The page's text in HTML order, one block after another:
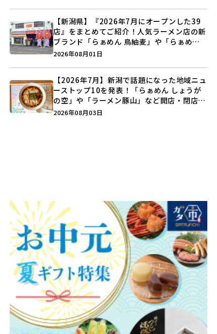
【新潟県】『2026年7月にオープンした39
店』をまとめてご紹介！人気ラーメン店の新
ブランド「らぁめん 鳥紬麦」や「らぁめん
しょうがの空」など盛りだくさん♪
2026年08月01日
【2026年7月】新潟で話題になった地域ニュ
ーストップ10を発表！「らぁめん しょうが
の空」や「ラーメン豚山」など開店・閉店の
注目記事をランキングでご紹介♪
2026年08月03日